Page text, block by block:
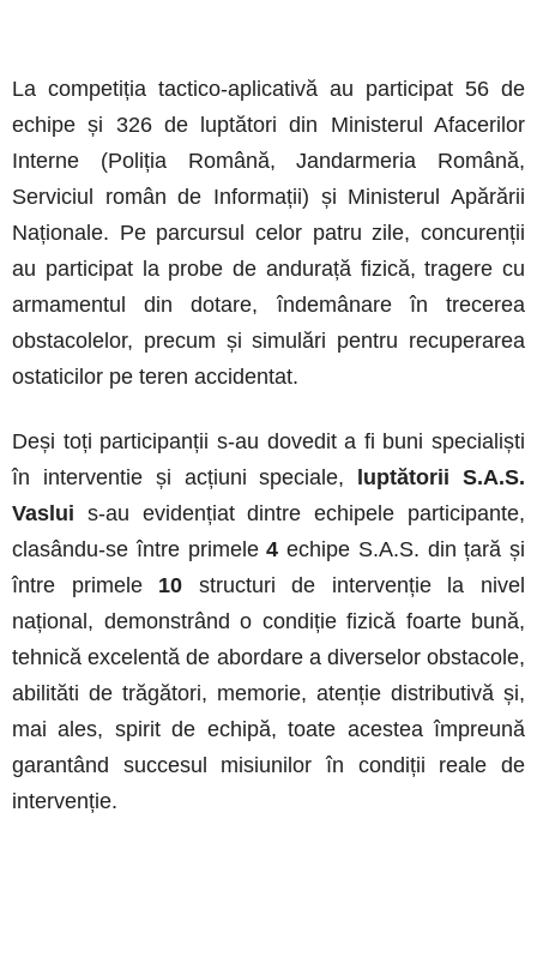
La competiția tactico-aplicativă au participat 56 de
echipe și 326 de luptători din Ministerul Afacerilor
Interne (Poliția Română, Jandarmeria Română,
Serviciul român de Informații) și Ministerul Apărării
Naționale. Pe parcursul celor patru zile, concurenții
au participat la probe de andurață fizică, tragere cu
armamentul din dotare, îndemânare în trecerea
obstacolelor, precum și simulări pentru recuperarea
ostaticilor pe teren accidentat.
Deși toți participanții s-au dovedit a fi buni specialiști
în interventie și acțiuni speciale, luptătorii S.A.S.
Vaslui s-au evidențiat dintre echipele participante,
clasându-se între primele4 echipe S.A.S. din țară și
între primele 10 structuri de intervenție la nivel
național, demonstrând o condiție fizică foarte bună,
tehnică excelentă de abordare a diverselor obstacole,
abilităti de trăgători, memorie, atenție distributivă și,
mai ales, spirit de echipă, toate acestea împreună
garantând succesul misiunilor în condiții reale de
intervenție.